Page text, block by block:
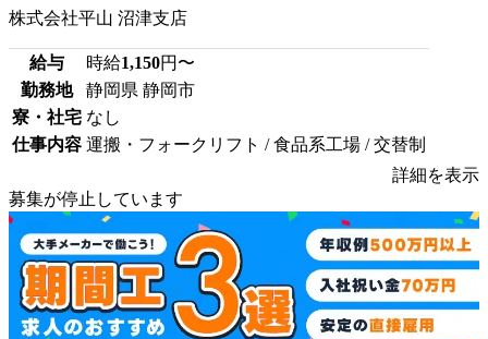
株式会社平山 沼津支店
給与 時給1,150円〜
勤務地
静岡県 静岡市
寮・社宅 なし
仕事内容 運搬・フォークリフト / 食品系工場 / 交替制
詳細を表示
募集が停止しています